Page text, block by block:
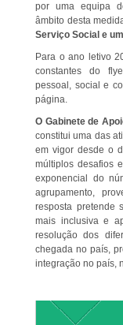
por uma equipa
âmbito desta
Serviço Social e
Para o ano letivo
constantes do
pessoal, social e
página.
O Gabinete de
constitui uma das
em vigor desde o
múltiplos desafios
exponencial do
agrupamento,
resposta pretende
mais inclusiva e
resolução dos
chegada no país,
integração no país,